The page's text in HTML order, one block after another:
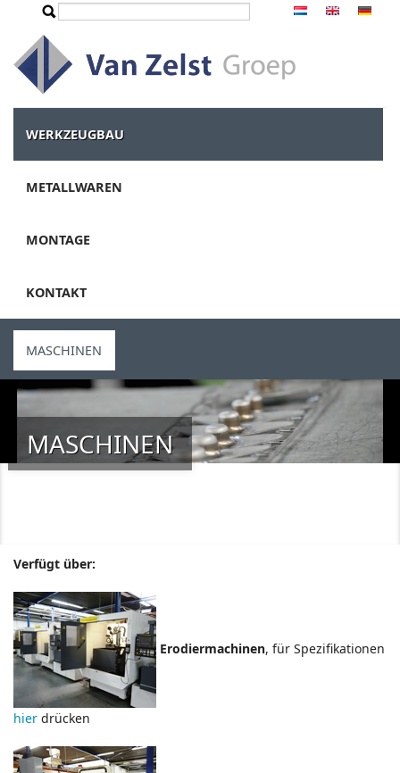
Direkt zum Inhalt
Suchformular
WERKZEUGBAU
METALLWAREN
MONTAGE
KONTAKT
MASCHINEN
MASCHINEN
Verfügt über:
Erodiermachinen, für Spezifikationen
hier drücken